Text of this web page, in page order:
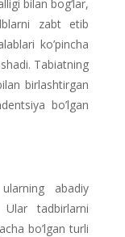
bilan bog‘lar,
zabt etib
ko’pincha
Tabiatning
birlashtirgan
bo’lgan
abadiy
Ular tadbirlarni
bo’lgan turli